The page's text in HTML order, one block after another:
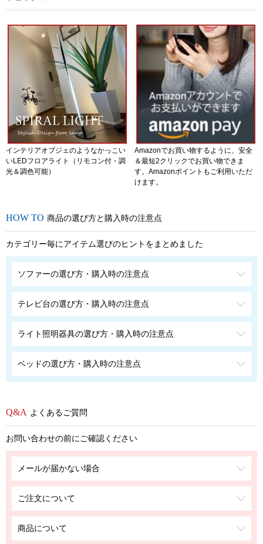
インテリアオブジェのようなかっこい
いLEDフロアライト（リモコン付・調
光＆調色可能）
Amazonでお買い物するように、安全
＆最短2クリックでお買い物できま
す。Amazonポイントもご利用いただ
けます。
商品の選び方と購入時の注意点
カテゴリー毎にアイテム選びのヒントをまとめました
ソファーの選び方・購入時の注意点
テレビ台の選び方・購入時の注意点
ライト照明器具の選び方・購入時の注意点
ベッドの選び方・購入時の注意点
よくあるご質問
お問い合わせの前にご確認ください
メールが届かない場合
ご注文について
商品について